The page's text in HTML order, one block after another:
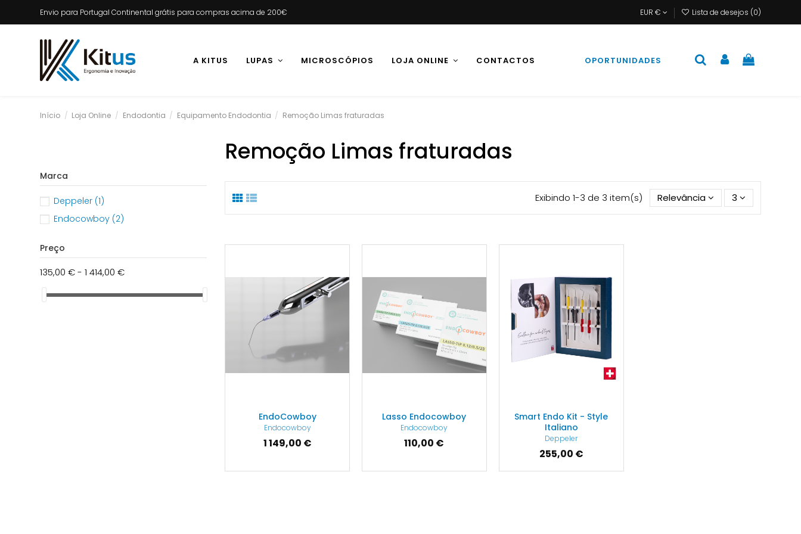
Envio para Portugal Continental grátis para compras acima de 200€ EUR € Lista de desejos (0)
A KITUS LUPAS MICROSCÓPIOS LOJA ONLINE CONTACTOS OPORTUNIDADES
Início Loja Online Endodontia Equipamento Endodontia Remoção Limas fraturadas
Remoção Limas fraturadas
Exibindo 1-3 de 3 item(s) Relevância 3
EndoCowboy
Endocowboy
1 149,00 €
Lasso Endocowboy
Endocowboy
110,00 €
Smart Endo Kit - Style
Italiano
Deppeler
255,00 €
Marca
Deppeler (1)
Endocowboy (2)
Preço
135,00 € - 1 414,00 €